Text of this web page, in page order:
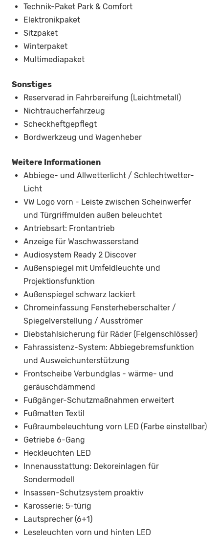
Technik-Paket Park & Comfort
Elektronikpaket
Sitzpaket
Winterpaket
Multimediapaket
Sonstiges
Reserverad in Fahrbereifung (Leichtmetall)
Nichtraucherfahrzeug
Scheckheftgepflegt
Bordwerkzeug und Wagenheber
Weitere Informationen
Abbiege- und Allwetterlicht / Schlechtwetter-
Licht
VW Logo vorn - Leiste zwischen Scheinwerfer
und Türgriffmulden außen beleuchtet
Antriebsart: Frontantrieb
Anzeige für Waschwasserstand
Audiosystem Ready 2 Discover
Außenspiegel mit Umfeldleuchte und
Projektionsfunktion
Außenspiegel schwarz lackiert
Chromeinfassung Fensterheberschalter /
Spiegelverstellung / Ausströmer
Diebstahlsicherung für Räder (Felgenschlösser)
Fahrassistenz-System: Abbiegebremsfunktion
und Ausweichunterstützung
Frontscheibe Verbundglas - wärme- und
geräuschdämmend
Fußgänger-Schutzmaßnahmen erweitert
Fußmatten Textil
Fußraumbeleuchtung vorn LED (Farbe einstellbar)
Getriebe 6-Gang
Heckleuchten LED
Innenausstattung: Dekoreinlagen für
Sondermodell
Insassen-Schutzsystem proaktiv
Karosserie: 5-türig
Lautsprecher (6+1)
Leseleuchten vorn und hinten LED